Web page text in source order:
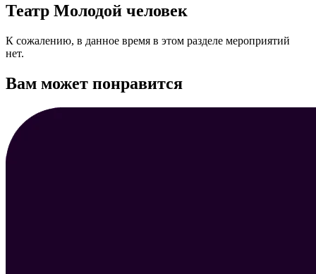
Театр Молодой человек
К сожалению, в данное время в этом разделе мероприятий
нет.
Вам может понравится